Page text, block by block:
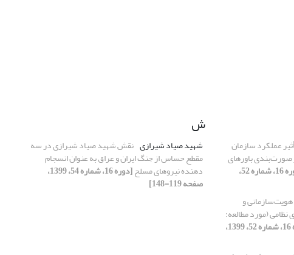
عملکرد سازمان
صورت‌بندی باورهای
[دوره 16، شماره 52،
و
(مورد مطالعه:
[دوره 16، شماره 52، 1399،
ش
شهید صیاد شیرازی نقش شهید صیاد شیرازی در سه
مقطع حساس از جنگ ایران و عراق به عنوان انسجام
دهنده نیروهای مسلح [دوره 16، شماره 54، 1399،
صفحه 119-148]